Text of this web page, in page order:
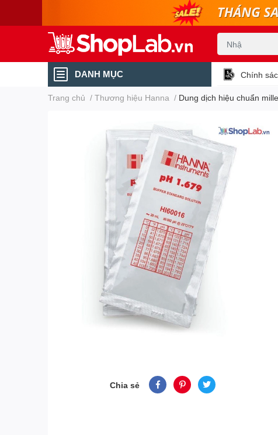
DANH MỤC Chính
Trang chủ / Thương hiệu Hanna / Dung dịch hiệu chuẩn
Chia sẻ